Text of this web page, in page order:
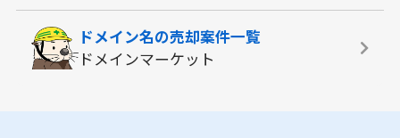
ドメイン名の売却案件一覧
ドメインマーケット